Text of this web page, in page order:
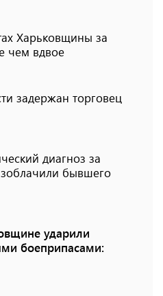
Харьковщины за
чем вдвое
задержан торговец
диагноз за
бывшего
ударили
боеприпасами: